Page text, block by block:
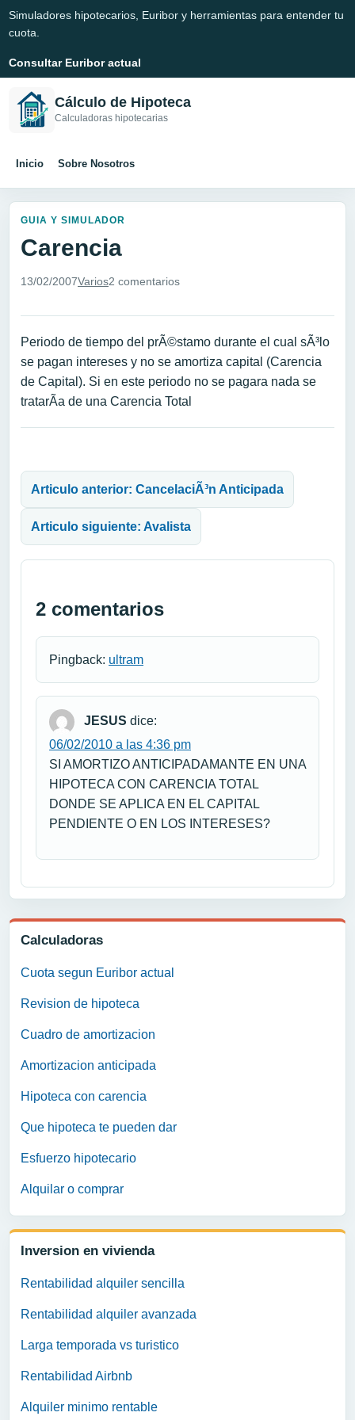
Simuladores hipotecarios, Euribor y herramientas para entender tu
cuota.
Consultar Euribor actual
Cálculo de Hipoteca
Calculadoras hipotecarias
Inicio Sobre Nosotros
Calculadoras
Cuota segun Euribor actual
Revision de hipoteca
Cuadro de amortizacion
Amortizacion anticipada
Hipoteca con carencia
Que hipoteca te pueden dar
Esfuerzo hipotecario
Alquilar o comprar
Inversion en vivienda
Rentabilidad alquiler sencilla
Rentabilidad alquiler avanzada
Larga temporada vs turistico
Rentabilidad Airbnb
Alquiler minimo rentable
GUIA Y SIMULADOR
Carencia
13/02/2007Varios2 comentarios
Periodo de tiempo del prÃ©stamo durante el cual sÃ³lo
se pagan intereses y no se amortiza capital (Carencia
de Capital). Si en este periodo no se pagara nada se
tratarÃ­a de una Carencia Total
Articulo anterior: CancelaciÃ³n Anticipada
Articulo siguiente: Avalista
2 comentarios
Pingback: ultram
JESUS dice:
06/02/2010 a las 4:36 pm
SI AMORTIZO ANTICIPADAMANTE EN UNA
HIPOTECA CON CARENCIA TOTAL
DONDE SE APLICA EN EL CAPITAL
PENDIENTE O EN LOS INTERESES?